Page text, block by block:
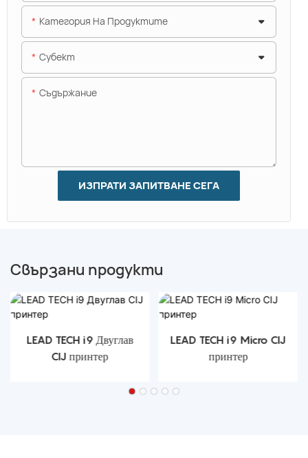
Категория На Продуктите
Субект
Съдържание
ИЗПРАТИ ЗАПИТВАНЕ СЕГА
Свързани продукти
LEAD TECH i9 Двуглав
CIJ принтер
LEAD TECH i9 Micro CIJ
принтер